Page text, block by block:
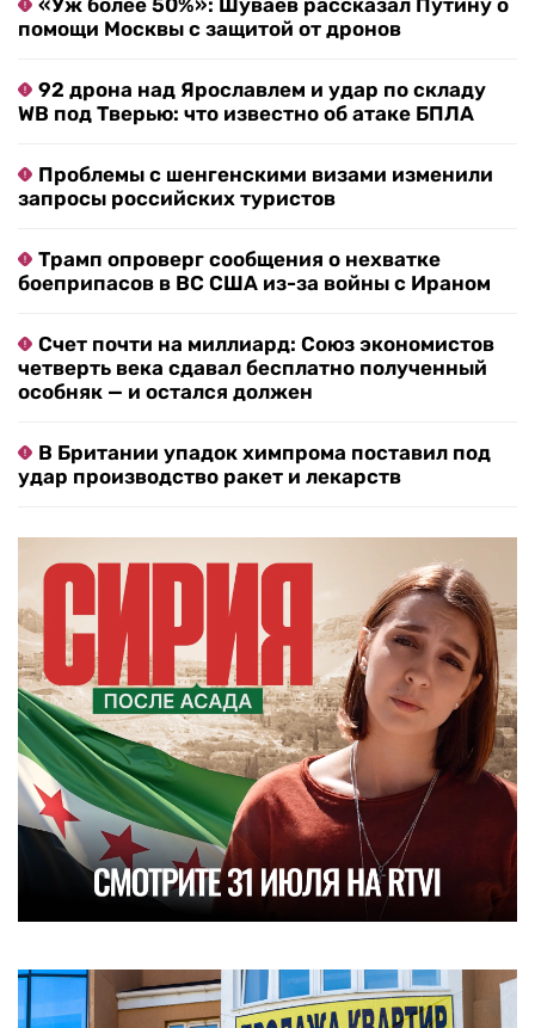
«Уж более 50%»: Шуваев рассказал Путину о
помощи Москвы с защитой от дронов
92 дрона над Ярославлем и удар по складу
WB под Тверью: что известно об атаке БПЛА
Проблемы с шенгенскими визами изменили
запросы российских туристов
Трамп опроверг сообщения о нехватке
боеприпасов в ВС США из-за войны с Ираном
Счет почти на миллиард: Союз экономистов
четверть века сдавал бесплатно полученный
особняк — и остался должен
В Британии упадок химпрома поставил под
удар производство ракет и лекарств